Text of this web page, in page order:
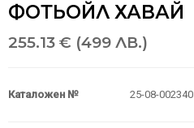
ФОТЬОЙЛ ХАВАЙ
255.13 € (499 ЛВ.)
Каталожен № 25-08-002340